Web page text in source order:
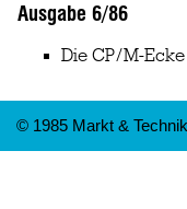
Ausgabe 6/86
Die CP/M-Ecke
© 1985 Markt &